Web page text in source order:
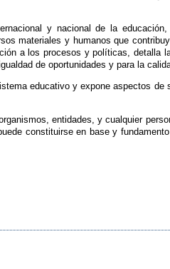
y nacional de la educación,
materiales y humanos que
a los procesos y políticas, detalla
de oportunidades y para la
educativo y expone aspectos de
entidades, y cualquier
constituirse en base y